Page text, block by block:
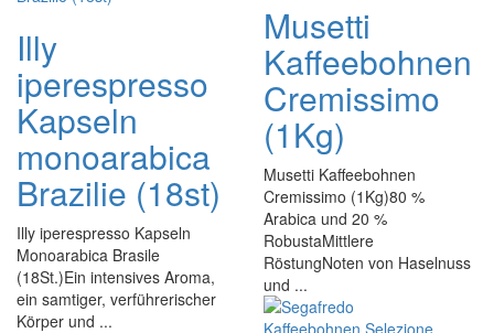
Illy
iperespresso
Kapseln
monoarabica
Brazilie (18st)
Illy iperespresso Kapseln
Monoarabica Brasile
(18St.)Ein intensives Aroma,
ein samtiger, verführerischer
Körper und ...
Musetti
Kaffeebohnen
Cremissimo
(1Kg)
Musetti Kaffeebohnen
Cremissimo (1Kg)80 %
Arabica und 20 %
RobustaMittlere
RöstungNoten von Haselnuss
und ...